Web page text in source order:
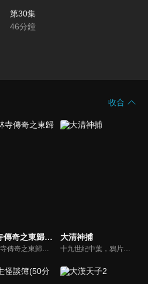
第30集
46分鐘
收合
少林寺傳奇之東歸英雄
《少林寺傳奇之東歸英雄》陸劇線上看。清朝康熙年間，少林寺和尚們歷經千辛萬苦收復反叛勢力「西魯天會」，萬壽山將軍和冰玉公主被康熙皇帝的真誠所感動，願意進京覲見康熙。卻不料萬壽山詔安爲假，實際上是利用和尚們進入紫禁城，趁機殺掉康熙。一場血雨腥風的生死大戰即將展開。
大清神捕
十九世紀中葉，鴉片戰爭後中國近代史正式拉開帷幕，時值清廷內憂外患，而此時的南方陽城，一起聳人聽聞的剝皮案，更是引起各方勢力的蠢蠢欲動。陽城縣熱血捕快白雪晴的查案之路被縣長何玉庭阻攔，卻意外和暗訪的四阿哥發現人皮案的後面涉及到關係着大清命運的閻王寶藏，兩人尋寶之路正式展開...